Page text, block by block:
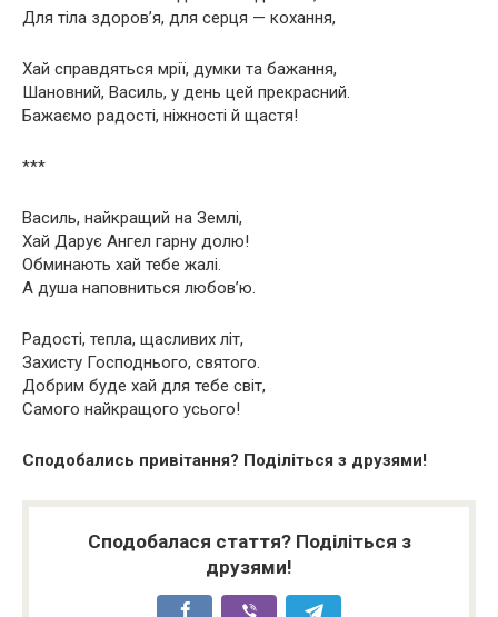
Для тіла здоров’я, для серця — кохання,
Хай справдяться мрії, думки та бажання,
Шановний, Василь, у день цей прекрасний.
Бажаємо радості, ніжності й щастя!
***
Василь, найкращий на Землі,
Хай Дарує Ангел гарну долю!
Обминають хай тебе жалі.
А душа наповниться любов’ю.
Радості, тепла, щасливих літ,
Захисту Господнього, святого.
Добрим буде хай для тебе світ,
Самого найкращого усього!
Сподобались привітання? Поділіться з друзями!
Сподобалася стаття? Поділіться з
друзями!